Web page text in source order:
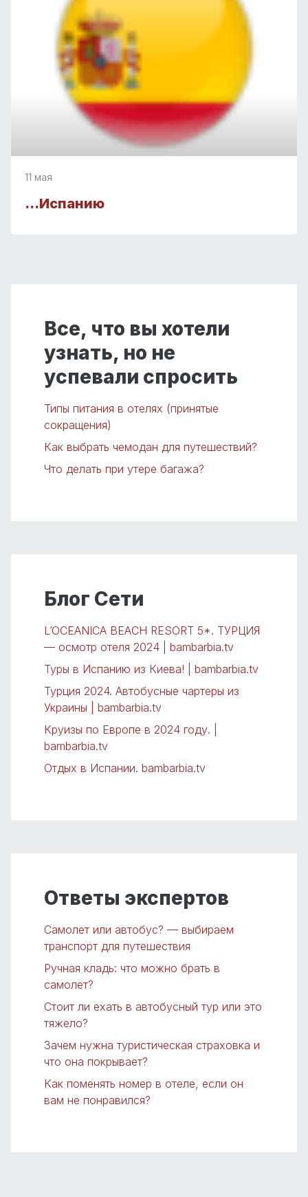
11 мая
…Испанию
Все, что вы хотели
узнать, но не
успевали спросить
Типы питания в отелях (принятые
сокращения)
Как выбрать чемодан для путешествий?
Что делать при утере багажа?
Блог Сети
L’OCEANICA BEACH RESORT 5*. ТУРЦИЯ
— осмотр отеля 2024 | bambarbia.tv
Туры в Испанию из Киева! | bambarbia.tv
Турция 2024. Автобусные чартеры из
Украины | bambarbia.tv
Круизы по Европе в 2024 году. |
bambarbia.tv
Отдых в Испании. bambarbia.tv
Ответы экспертов
Самолет или автобус? — выбираем
транспорт для путешествия
Ручная кладь: что можно брать в
самолет?
Стоит ли ехать в автобусный тур или это
тяжело?
Зачем нужна туристическая страховка и
что она покрывает?
Как поменять номер в отеле, если он
вам не понравился?